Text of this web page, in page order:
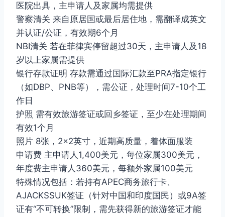
医院出具，主申请人及家属均需提供
警察清关 来自原居国或最后居住地，需翻译成英文
并认证/公证，有效期6个月
NBI清关 若在菲律宾停留超过30天，主申请人及18
岁以上家属需提供
银行存款证明 存款需通过国际汇款至PRA指定银行
（如DBP、PNB等），需公证，处理时间7-10个工
作日
护照 需有效旅游签证或回乡签证，至少在处理期间
有效1个月
照片 8张，2×2英寸，近期高质量，着体面服装
申请费 主申请人1,400美元，每位家属300美元，
年度费主申请人360美元，每额外家属100美元
特殊情况包括：若持有APEC商务旅行卡、
AJACKSSUK签证（针对中国和印度国民）或9A签
证有“不可转换”限制，需先获得新的旅游签证才能